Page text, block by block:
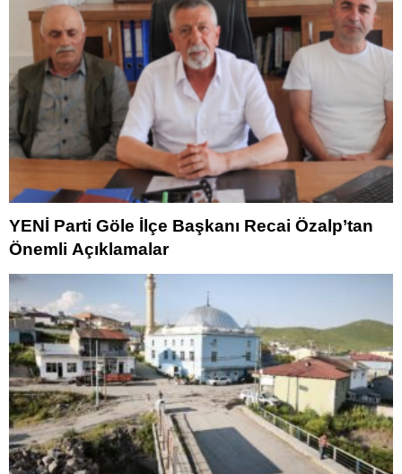
YENİ Parti Göle İlçe Başkanı Recai Özalp’tan
Önemli Açıklamalar